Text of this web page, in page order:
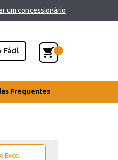
um concessionário
Fácil
Frequentes
Excel